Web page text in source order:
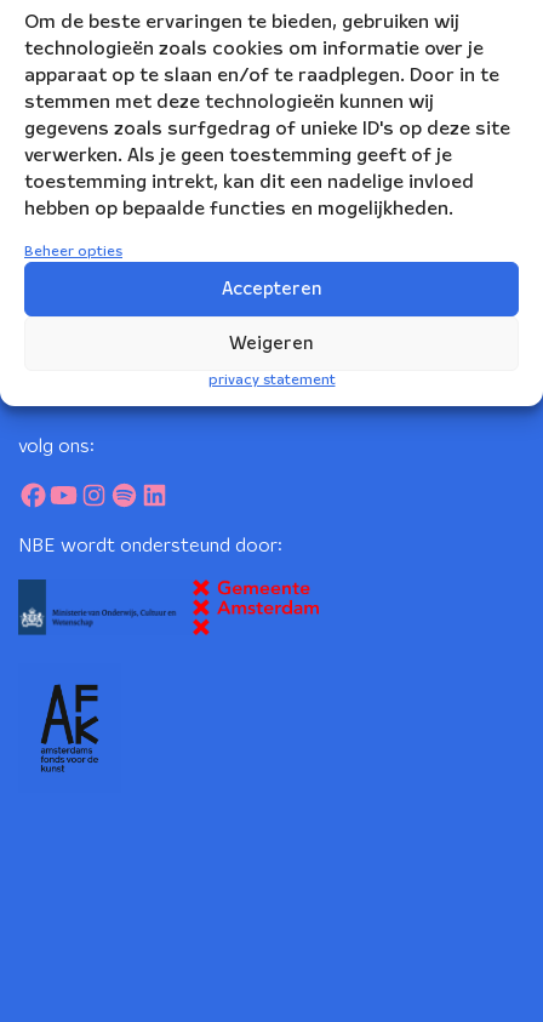
Om de beste ervaringen te bieden, gebruiken wij
technologieën zoals cookies om informatie over je
apparaat op te slaan en/of te raadplegen. Door in te
stemmen met deze technologieën kunnen wij
gegevens zoals surfgedrag of unieke ID's op deze site
verwerken. Als je geen toestemming geeft of je
toestemming intrekt, kan dit een nadelige invloed
hebben op bepaalde functies en mogelijkheden.
Beheer opties
Accepteren
Weigeren
privacy statement
Nederlands Blazers Ensemble
Korte Leidsedwarsstraat 12
volg ons:
NBE wordt ondersteund door: